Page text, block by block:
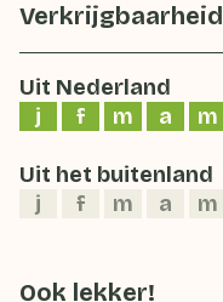
Verkrijgbaarheid
Uit Nederland
j
f m a m
Uit het buitenland
j
f m a m
Ook lekker!